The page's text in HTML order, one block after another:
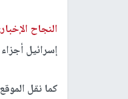
النجاح
إسرائيل
كما نقل